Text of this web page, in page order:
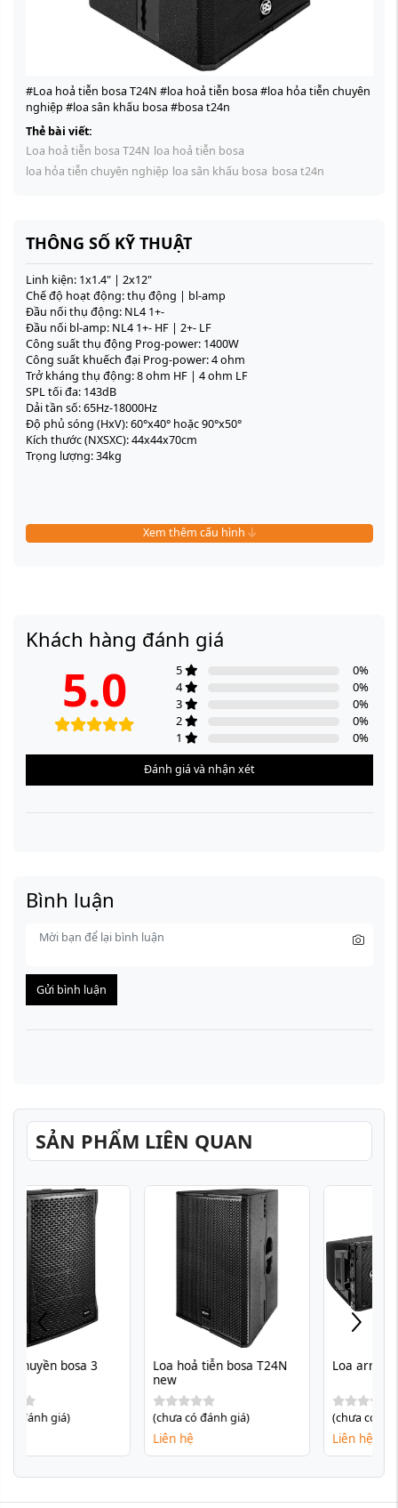
#Loa hoả tiễn bosa T24N #loa hoả tiễn bosa #loa hỏa tiễn chuyên
nghiệp #loa sân khấu bosa #bosa t24n
Thẻ bài viết:
Loa hoả tiễn bosa T24N loa hoả tiễn bosa
loa hỏa tiễn chuyên nghiệp loa sân khấu bosa bosa t24n
THÔNG SỐ KỸ THUẬT
Linh kiện: 1x1.4" | 2x12"
Chế độ hoạt động: thụ động | bl-amp
Đầu nối thụ động: NL4 1+-
Đầu nối bl-amp: NL4 1+- HF | 2+- LF
Công suất thụ động Prog-power: 1400W
Công suất khuếch đại Prog-power: 4 ohm
Trở kháng thụ động: 8 ohm HF | 4 ohm LF
SPL tối đa: 143dB
Dải tần số: 65Hz-18000Hz
Độ phủ sóng (HxV): 60°x40° hoặc 90°x50°
Kích thước (NXSXC): 44x44x70cm
Trọng lượng: 34kg
Xem thêm cấu hình
Khách hàng đánh giá
5.0 5 0%
4
0%
3
0%
2
0%
1
0%
Đánh giá và nhận xét
Bình luận
Gửi bình luận
SẢN PHẨM LIÊN QUAN
Loa hoả tiễn bosa T24N
(chưa có đánh giá)
Loa array bosa HDL20-A
(chưa có đánh giá)